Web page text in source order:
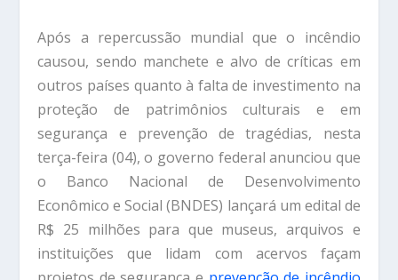
Após a repercussão mundial que o incêndio
causou, sendo manchete e alvo de críticas em
outros países quanto à falta de investimento na
proteção de patrimônios culturais e em
segurança e prevenção de tragédias, nesta
terça-feira (04), o governo federal anunciou que
o Banco Nacional de Desenvolvimento
Econômico e Social (BNDES) lançará um edital de
R$ 25 milhões para que museus, arquivos e
instituições que lidam com acervos façam